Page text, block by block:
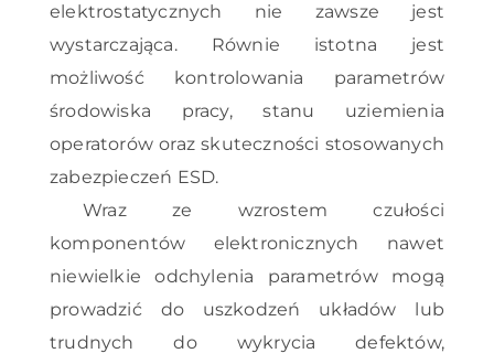
elektrostatycznych nie zawsze jest
wystarczająca. Równie istotna jest
możliwość kontrolowania parametrów
środowiska pracy, stanu uziemienia
operatorów oraz skuteczności stosowanych
zabezpieczeń ESD.
Wraz ze wzrostem czułości
komponentów elektronicznych nawet
niewielkie odchylenia parametrów mogą
prowadzić do uszkodzeń układów lub
trudnych do wykrycia defektów,